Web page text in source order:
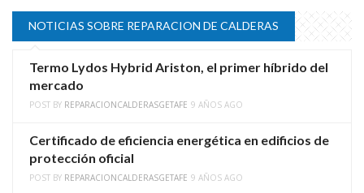
NOTICIAS SOBRE REPARACION DE CALDERAS
Termo Lydos Hybrid Ariston, el primer híbrido del
mercado
POST BY REPARACIONCALDERASGETAFE 9 AÑOS AGO
Certificado de eficiencia energética en edificios de
protección oficial
POST BY REPARACIONCALDERASGETAFE 9 AÑOS AGO